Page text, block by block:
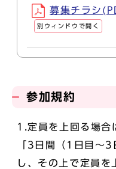
募集チラシ
別ウィンドウで開く
参加規約
1.定員を上回る場
「3日間（1日目～
し、その上で定員を